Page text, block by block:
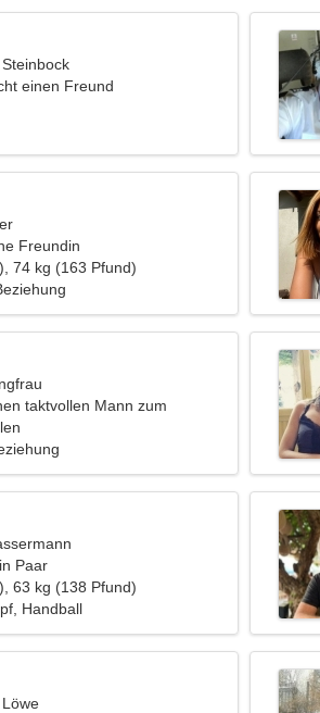
einen Freund
Freundin
74 kg (163 Pfund)
taktvollen Mann zum
Skifahren
Paar
63 kg (138 Pfund)
Handball